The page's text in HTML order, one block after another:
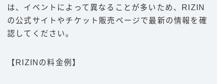
は、イベントによって異なることが多いため、RIZIN
の公式サイトやチケット販売ページで最新の情報を確
認してください。
【RIZINの料金例】